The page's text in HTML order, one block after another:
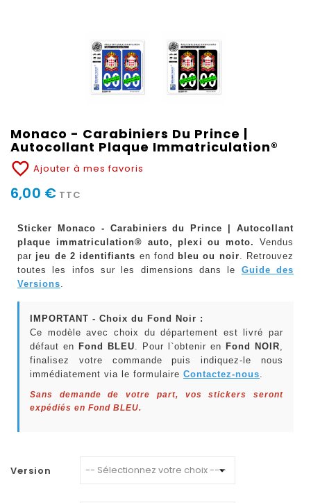
Monaco - Carabiniers Du Prince |
Autocollant Plaque Immatriculation®
favorite_border Ajouter à mes favoris
6,00 € TTC
Sticker Monaco - Carabiniers du Prince | Autocollant
plaque immatriculation® auto, plexi ou moto.
Vendus
par jeu de 2 identifiants en fond bleu ou noir. Retrouvez
toutes les infos sur les dimensions dans le Guide des
Versions.
IMPORTANT - Choix du Fond Noir :
Ce modèle avec choix du département est livré par
défaut en Fond BLEU. Pour l`obtenir en Fond NOIR,
finalisez votre commande puis indiquez-le nous
immédiatement via le formulaire Contactez-nous.
Sans demande de votre part, vos stickers seront
expédiés en Fond BLEU.
Version